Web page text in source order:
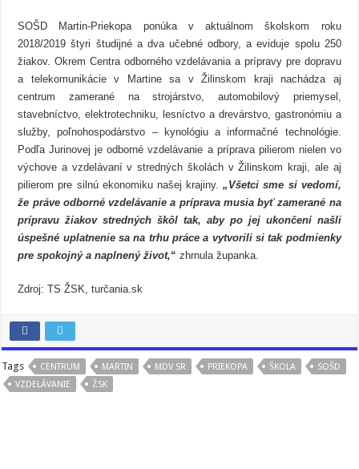
SOŠD Martin-Priekopa ponúka v aktuálnom školskom roku
2018/2019 štyri študijné a dva učebné odbory, a eviduje spolu 250
žiakov. Okrem Centra odborného vzdelávania a prípravy pre dopravu
a telekomunikácie v Martine sa v Žilinskom kraji nachádza aj
centrum zamerané na strojárstvo, automobilový priemysel,
stavebníctvo, elektrotechniku, lesníctvo a drevárstvo, gastronómiu a
služby, poľnohospodárstvo – kynológiu a informačné technológie.
Podľa Jurinovej je odborné vzdelávanie a príprava pilierom nielen vo
výchove a vzdelávaní v stredných školách v Žilinskom kraji, ale aj
pilierom pre silnú ekonomiku našej krajiny.„Všetci sme si vedomí,
že práve odborné vzdelávanie a príprava musia byť zamerané na
prípravu žiakov stredných škôl tak, aby po jej ukončení našli
úspešné uplatnenie sa na trhu práce a vytvorili si tak podmienky
pre spokojný a naplnený život,“ zhrnula županka.
Zdroj: TS ŽSK, turčania.sk
Tags CENTRUM MARTIN MDV SR PRIEKOPA ŠKOLA
SOŠD
VZDELÁVANIE
ŽSK